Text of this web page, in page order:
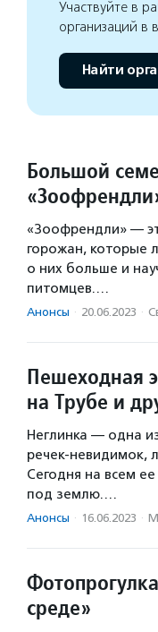
Участвуйте в
организаций в
Найти
Большой
«Зоофрендли» —
горожан, которые
о них больше и
питомцев.…
Анонсы · 20.06.2023 ·
Пешеходная
на Трубе и
Неглинка — одна
речек-невидимок,
Сегодня на всем
под землю.…
Анонсы · 16.06.2023 ·
среде»